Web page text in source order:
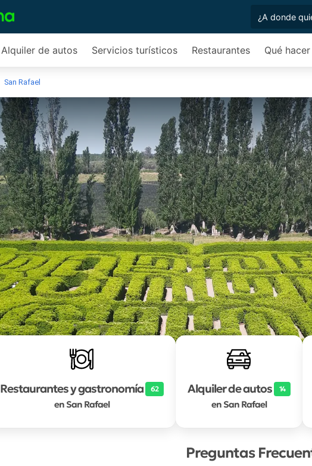
Alquiler de autos Servicios turísticos Restaurantes Qué hacer
San Rafael
Restaurantes y gastronomía 62
en San Rafael
Alquiler de autos 14
en San Rafael
Preguntas